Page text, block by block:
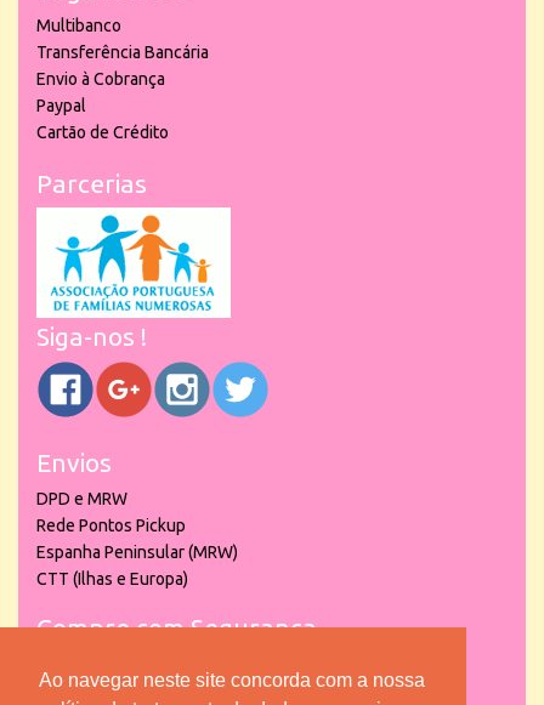
Ao navegar neste site concorda com a nossa
Multibanco
Transferência Bancária
Envio à Cobrança
Paypal
Cartão de Crédito
Parcerias
Siga-nos !
Envios
DPD e MRW
Rede Pontos Pickup
Espanha Peninsular (MRW)
CTT (Ilhas e Europa)
Compre com Segurança